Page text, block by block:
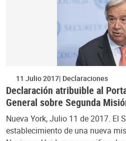
11 Julio 2017 Declaraciones
Declaración atribuible al
General sobre Segunda
Nueva York, Julio 11 de 2017. El
establecimiento de una nueva